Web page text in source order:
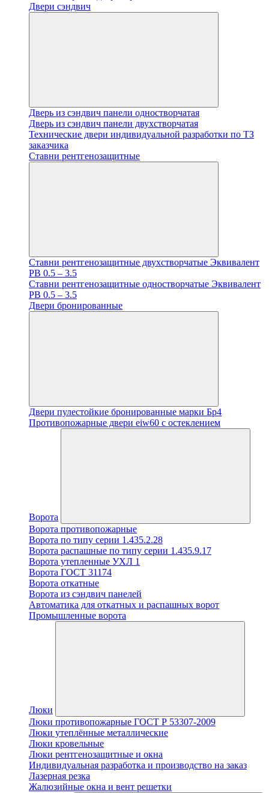
Двери сэндвич
Дверь из сэндвич панели одностворчатая
Дверь из сэндвич панели двухстворчатая
Технические двери индивидуальной разработки по ТЗ
заказчика
Ставни рентгенозащитные
Ставни рентгенозащитные двухстворчатые Эквивалент
PB 0.5 – 3.5
Ставни рентгенозащитные одностворчатые Эквивалент
PB 0.5 – 3.5
Двери бронированные
Двери пулестойкие бронированные марки Бр4
Противопожарные двери eiw60 с остеклением
Ворота
Ворота противопожарные
Ворота по типу серии 1.435.2.28
Ворота распашные по типу серии 1.435.9.17
Ворота утепленные УХЛ 1
Ворота ГОСТ 31174
Ворота откатные
Ворота из сэндвич панелей
Автоматика для откатных и распашных ворот
Промышленные ворота
Люки
Люки противопожарные ГОСТ Р 53307-2009
Люки утеплённые металлические
Люки кровельные
Люки рентгенозащитные и окна
Индивидуальная разработка и производство на заказ
Лазерная резка
Жалюзийные окна и вент решетки